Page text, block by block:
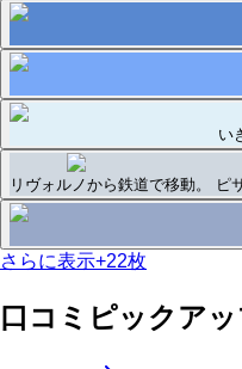
い
リヴォルノから鉄道で移動。 ピ
さらに表示+22枚
口コミピックア